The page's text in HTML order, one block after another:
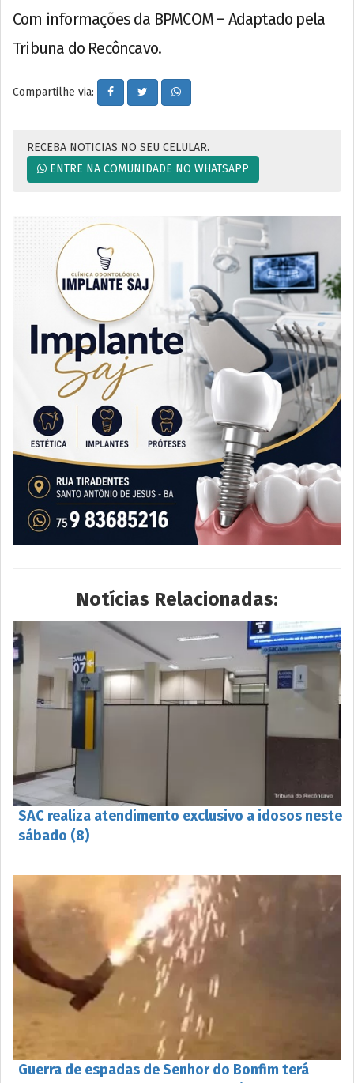
Com informações da BPMCOM – Adaptado pela
Tribuna do Recôncavo.
Compartilhe via:
RECEBA NOTICIAS NO SEU CELULAR.
ENTRE NA COMUNIDADE NO WHATSAPP
Notícias Relacionadas:
SAC realiza atendimento exclusivo a idosos neste
sábado (8)
Guerra de espadas de Senhor do Bonfim terá